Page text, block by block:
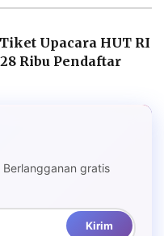
Upacara HUT RI
Ribu Pendaftar
gratis
Kirim